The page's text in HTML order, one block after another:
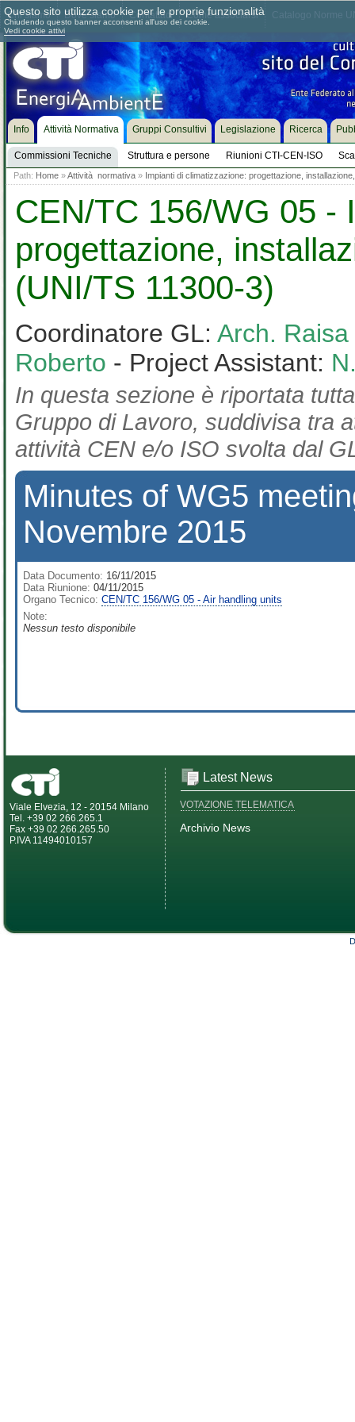
Chi siamo Dove siamo Contattaci Come associarsi
Info Attività Normativa
Commissioni Tecniche Struttura e persone Riunioni CTI-CEN-ISO
Gruppi Consultivi Legislazione Ricerca
Path: Home »Attività normativa » Impianti di climatizzazione: progettazione,
CEN/TC 156/WG 05 -
progettazione,
(UNI/TS 11300-3)
Coordinatore GL: Arch.
Roberto - Project Assistant:
In questa sezione è riportata
Gruppo di Lavoro, suddivisa tra
attività CEN e/o ISO svolta dal
Minutes of WG5
Novembre 2015
Data Documento: 16/11/2015
Data Riunione: 04/11/2015
Organo Tecnico: CEN/TC 156/WG 05 - Air handling units
Note:
Nessun testo disponibile
Viale Elvezia, 12 - 20154 Milano
Tel. +39 02 266.265.1
Fax +39 02 266.265.50
P.IVA 11494010157
Latest News
VOTAZIONE TELEMATICA
Archivio News
Questo sito utilizza cookie per le proprie funzionalità
Chiudendo questo banner acconsenti all'uso dei cookie.
Vedi cookie attivi